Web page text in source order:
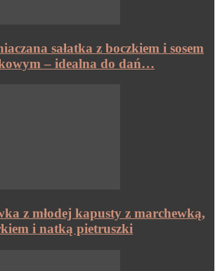
sałatka z boczkiem i sosem
– idealna do dań…
z młodej kapusty z marchewką,
i natką pietruszki